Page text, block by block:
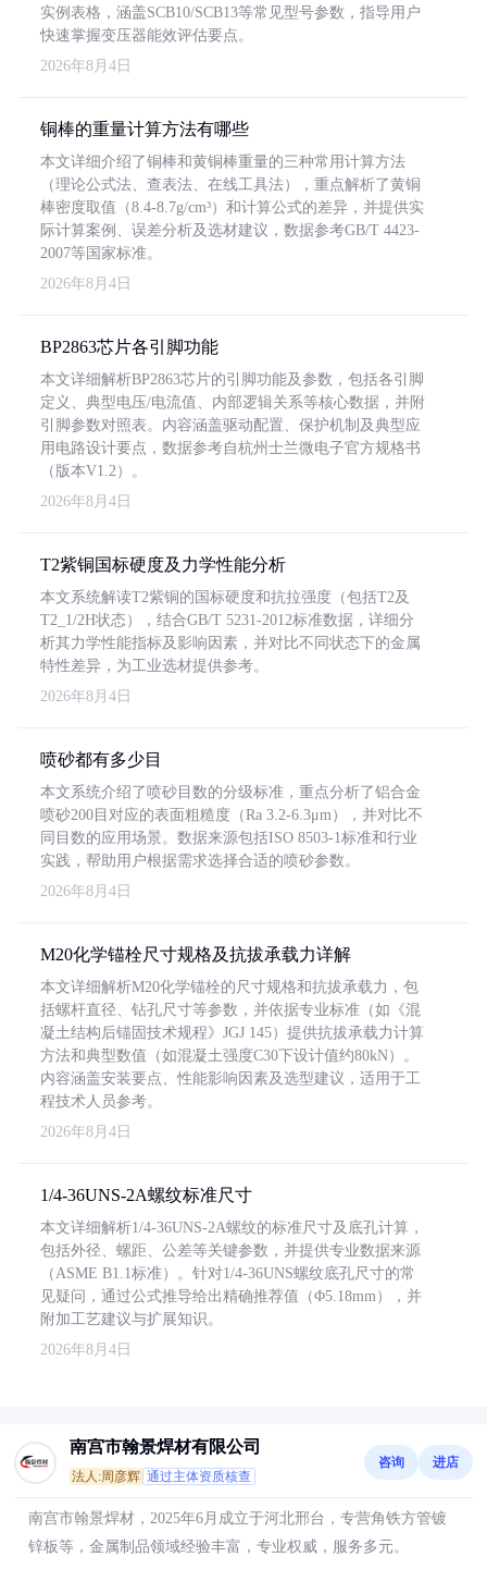
实例表格，涵盖SCB10/SCB13等常见型号参数，指导用户
快速掌握变压器能效评估要点。
2026年8月4日
铜棒的重量计算方法有哪些
本文详细介绍了铜棒和黄铜棒重量的三种常用计算方法
（理论公式法、查表法、在线工具法），重点解析了黄铜
棒密度取值（8.4-8.7g/cm³）和计算公式的差异，并提供实
际计算案例、误差分析及选材建议，数据参考GB/T 4423-
2007等国家标准。
2026年8月4日
BP2863芯片各引脚功能
本文详细解析BP2863芯片的引脚功能及参数，包括各引脚
定义、典型电压/电流值、内部逻辑关系等核心数据，并附
引脚参数对照表。内容涵盖驱动配置、保护机制及典型应
用电路设计要点，数据参考自杭州士兰微电子官方规格书
（版本V1.2）。
2026年8月4日
T2紫铜国标硬度及力学性能分析
本文系统解读T2紫铜的国标硬度和抗拉强度（包括T2及
T2_1/2H状态），结合GB/T 5231-2012标准数据，详细分
析其力学性能指标及影响因素，并对比不同状态下的金属
特性差异，为工业选材提供参考。
2026年8月4日
喷砂都有多少目
本文系统介绍了喷砂目数的分级标准，重点分析了铝合金
喷砂200目对应的表面粗糙度（Ra 3.2-6.3μm），并对比不
同目数的应用场景。数据来源包括ISO 8503-1标准和行业
实践，帮助用户根据需求选择合适的喷砂参数。
2026年8月4日
M20化学锚栓尺寸规格及抗拔承载力详解
本文详细解析M20化学锚栓的尺寸规格和抗拔承载力，包
括螺杆直径、钻孔尺寸等参数，并依据专业标准（如《混
凝土结构后锚固技术规程》JGJ 145）提供抗拔承载力计算
方法和典型数值（如混凝土强度C30下设计值约80kN）。
内容涵盖安装要点、性能影响因素及选型建议，适用于工
程技术人员参考。
2026年8月4日
1/4-36UNS-2A螺纹标准尺寸
本文详细解析1/4-36UNS-2A螺纹的标准尺寸及底孔计算，
包括外径、螺距、公差等关键参数，并提供专业数据来源
（ASME B1.1标准）。针对1/4-36UNS螺纹底孔尺寸的常
见疑问，通过公式推导给出精确推荐值（Φ5.18mm），并
附加工艺建议与扩展知识。
2026年8月4日
南宫市翰景焊材有限公司
法人:周彦辉 通过主体资质核查
咨询 进店
南宫市翰景焊材，2025年6月成立于河北邢台，专营角铁方管镀
锌板等，金属制品领域经验丰富，专业权威，服务多元。